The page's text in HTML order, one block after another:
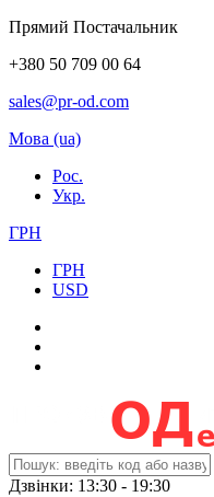
Прямий Постачальник
+380 50 709 00 64
sales@pr-od.com
Мова (ua)
Рос.
Укр.
ГРН
ГРН
USD
Дзвінки: 13:30 - 19:30